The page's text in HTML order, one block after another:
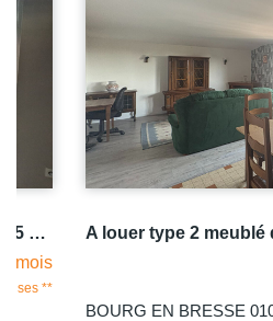
BOURG EN BRESSE 01000